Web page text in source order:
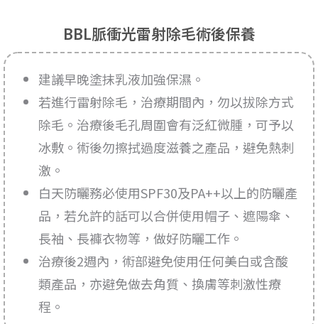
BBL脈衝光雷射除毛術後保養
建議早晚塗抹乳液加強保濕。
若進行雷射除毛，治療期間內，勿以拔除方式
除毛。治療後毛孔周圍會有泛紅微腫，可予以
冰敷。術後勿擦拭過度滋養之產品，避免熱刺
激。
白天防曬務必使用SPF30及PA++以上的防曬產
品，若允許的話可以合併使用帽子、遮陽傘、
長袖、長褲衣物等，做好防曬工作。
治療後2週內，術部避免使用任何美白或含酸
類產品，亦避免做去角質、換膚等刺激性療
程。